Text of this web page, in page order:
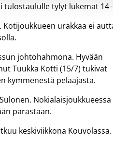
tylyt lukemat
Kotijoukkueen urakkaa ei
johtohahmona. Hyvään
Tuukka Kotti (15/7) tukivat
kymmenestä pelaajasta.
Nokialaisjoukkueessa
parastaan.
keskiviikkona Kouvolassa.